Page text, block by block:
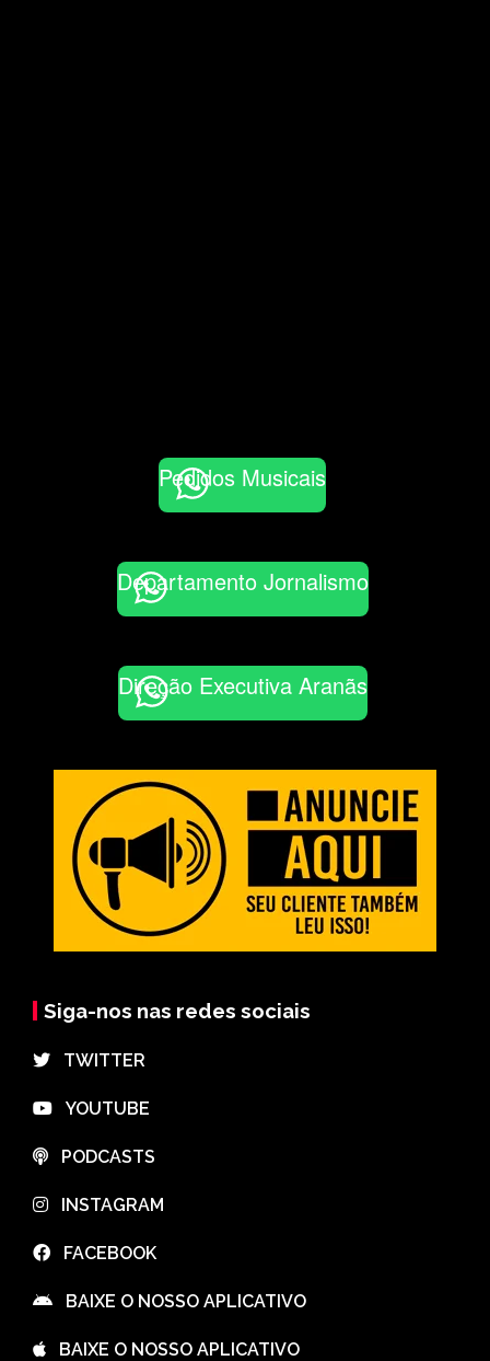
Pedidos Musicais
Departamento Jornalismo
Direção Executiva Aranãs
Siga-nos nas redes sociais
⠀TWITTER
⠀YOUTUBE
⠀PODCASTS
⠀INSTAGRAM
⠀FACEBOOK
⠀BAIXE O NOSSO APLICATIVO
⠀BAIXE O NOSSO APLICATIVO